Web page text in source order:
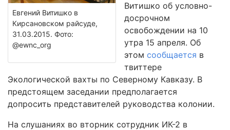
Евгений Витишко в
Кирсановском райсуде,
31.03.2015. Фото:
@ewnc_org
Витишко об условно-
досрочном
освобождении на 10
утра 15 апреля. Об
этом сообщается в
твиттере
Экологической вахты по Северному Кавказу. В
предстоящем заседании предполагается
допросить представителей руководства колонии.
На слушаниях во вторник сотрудник ИК-2 в